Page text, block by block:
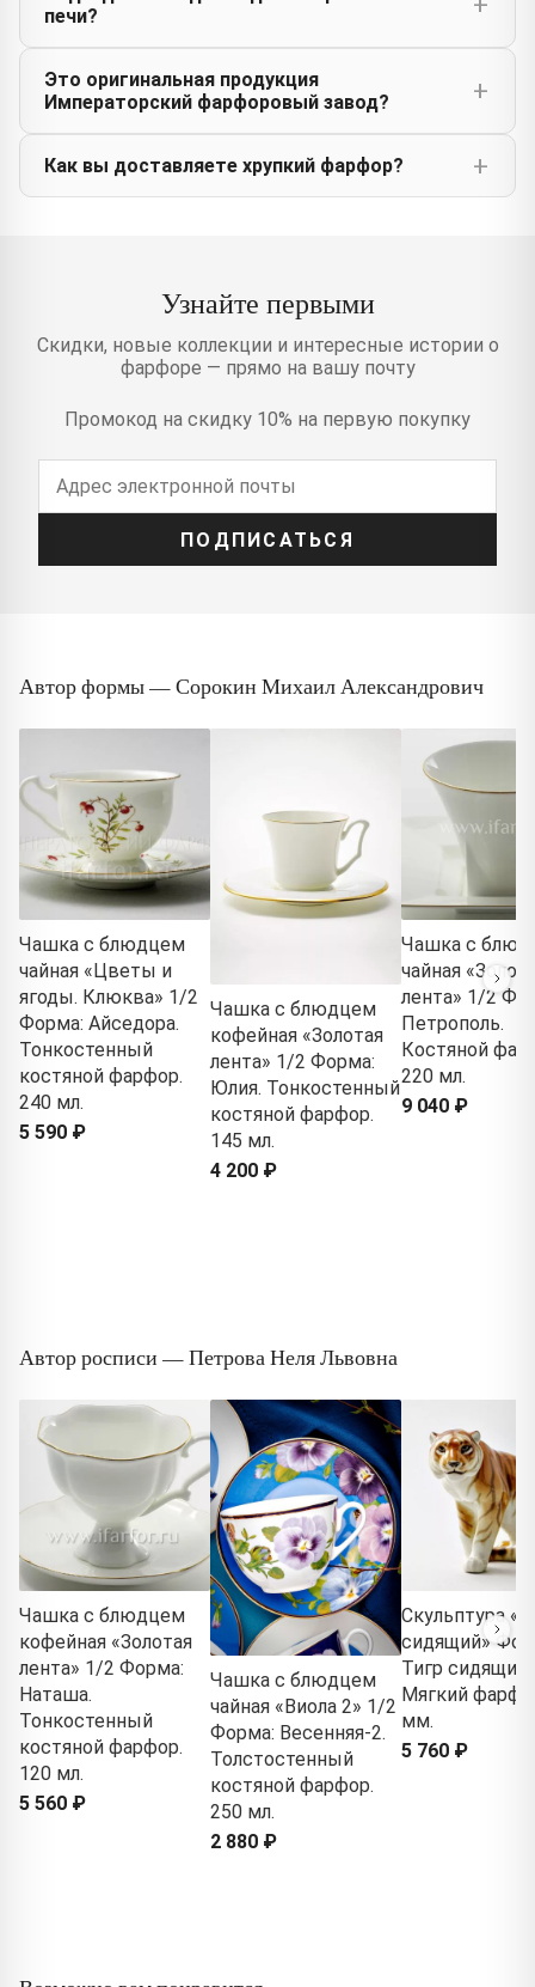
печи?
Это оригинальная продукция
Императорский фарфоровый завод?
Как вы доставляете хрупкий фарфор?
Узнайте первыми
Скидки, новые коллекции и интересные истории о
фарфоре — прямо на вашу почту
Промокод на скидку 10% на первую покупку
ПОДПИСАТЬСЯ
Автор формы — Сорокин Михаил Александрович
Чашка с блюдцем
чайная «Цветы и
ягоды. Клюква» 1/2
Форма: Айседора.
Тонкостенный
костяной фарфор.
240 мл.
5 590 ₽
Чашка с блюдцем
кофейная «Золотая
лента» 1/2 Форма:
Юлия. Тонкостенный
костяной фарфор.
145 мл.
4 200 ₽
Чашка с
чайная
лента» 1/2
Петрополь.
Костяной
220 мл.
9 040 ₽
Автор росписи — Петрова Неля Львовна
Чашка с блюдцем
кофейная «Золотая
лента» 1/2 Форма:
Наташа.
Тонкостенный
костяной фарфор.
120 мл.
5 560 ₽
Чашка с блюдцем
чайная «Виола 2» 1/2
Форма: Весенняя-2.
Толстостенный
костяной фарфор.
250 мл.
2 880 ₽
Скульптура
сидящий»
Тигр сидящий.
Мягкий
мм.
5 760 ₽